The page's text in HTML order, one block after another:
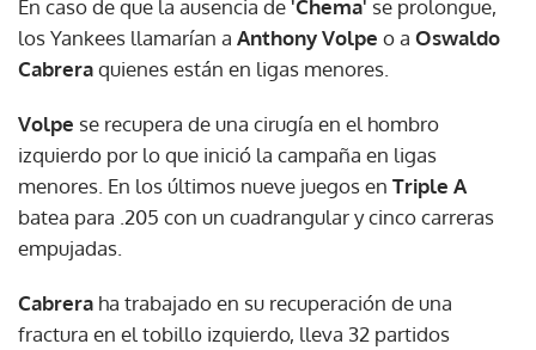
En caso de que la ausencia de 'Chema' se prolongue,
los Yankees llamarían a Anthony Volpe o a Oswaldo
Cabreraquienes están en ligas menores.
Volpe se recupera de una cirugía en el hombro
izquierdo por lo que inició la campaña en ligas
menores. En los últimos nueve juegos en Triple A
batea para .205 con un cuadrangular y cinco carreras
empujadas.
Cabrera ha trabajado en su recuperación de una
fractura en el tobillo izquierdo, lleva 32 partidos